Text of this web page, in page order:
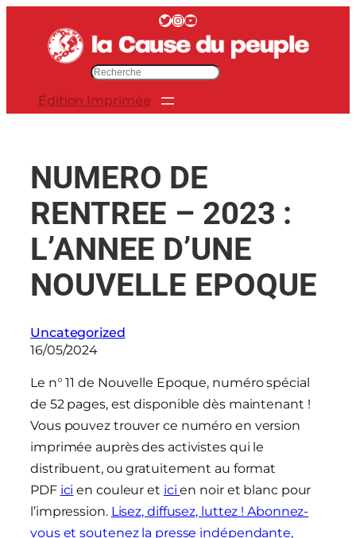
contenu
Twitter InstagramYouTube
e
r
Édition Imprimée
NUMERO DE
RENTREE – 2023 :
L’ANNEE D’UNE
NOUVELLE EPOQUE
Uncategorized
16/05/2024
Le n° 11 de Nouvelle Epoque, numéro spécial
de 52 pages, est disponible dès maintenant !
Vous pouvez trouver ce numéro en version
imprimée auprès des activistes qui le
distribuent, ou gratuitement au format
PDF ici en couleur et icien noir et blanc pour
l’impression. Lisez, diffusez, luttez ! Abonnez-
vous et soutenez la presse indépendante,